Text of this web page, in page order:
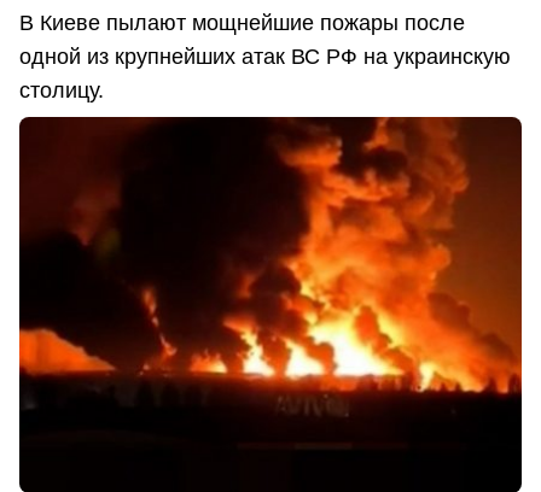
В Киеве пылают мощнейшие пожары после
одной из крупнейших атак ВС РФ на украинскую
столицу.